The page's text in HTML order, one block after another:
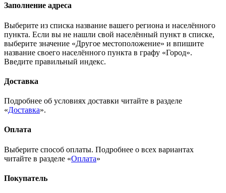
Заполнение адреса
Выберите из списка название вашего региона и населённого
пункта. Если вы не нашли свой населённый пункт в списке,
выберите значение «Другое местоположение» и впишите
название своего населённого пункта в графу «Город».
Введите правильный индекс.
Доставка
Подробнее об условиях доставки читайте в разделе
«Доставка».
Оплата
Выберите способ оплаты. Подробнее о всех вариантах
читайте в разделе «Оплата»
Покупатель